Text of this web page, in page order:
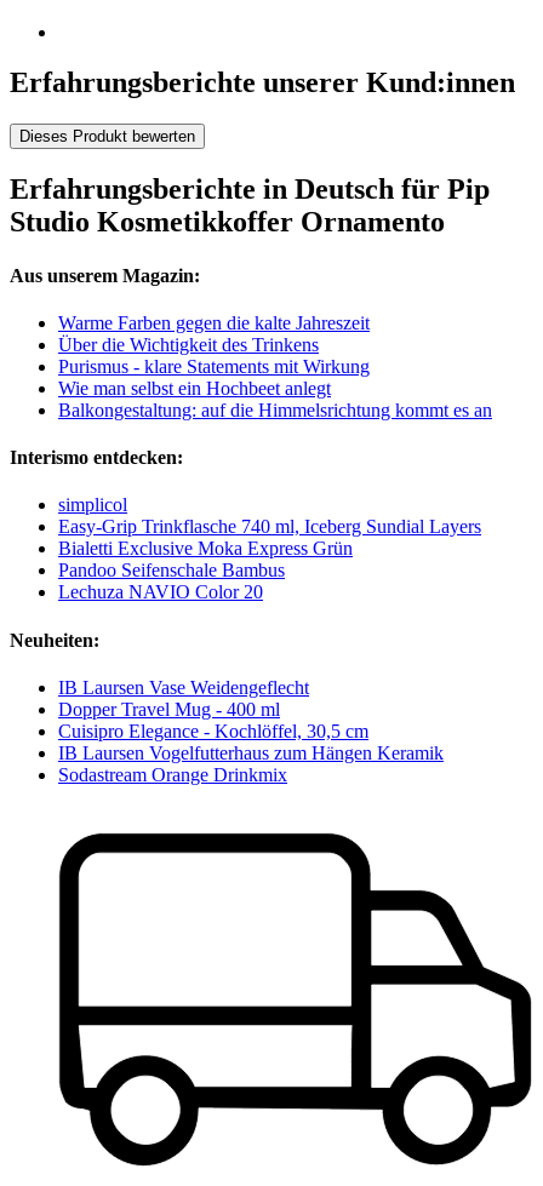
Erfahrungsberichte unserer Kund:innen
Dieses Produkt bewerten
Erfahrungsberichte in Deutsch für Pip
Studio Kosmetikkoffer Ornamento
Aus unserem Magazin:
Warme Farben gegen die kalte Jahreszeit
Über die Wichtigkeit des Trinkens
Purismus - klare Statements mit Wirkung
Wie man selbst ein Hochbeet anlegt
Balkongestaltung: auf die Himmelsrichtung kommt es an
Interismo entdecken:
simplicol
Easy-Grip Trinkflasche 740 ml, Iceberg Sundial Layers
Bialetti Exclusive Moka Express Grün
Pandoo Seifenschale Bambus
Lechuza NAVIO Color 20
Neuheiten:
IB Laursen Vase Weidengeflecht
Dopper Travel Mug - 400 ml
Cuisipro Elegance - Kochlöffel, 30,5 cm
IB Laursen Vogelfutterhaus zum Hängen Keramik
Sodastream Orange Drinkmix